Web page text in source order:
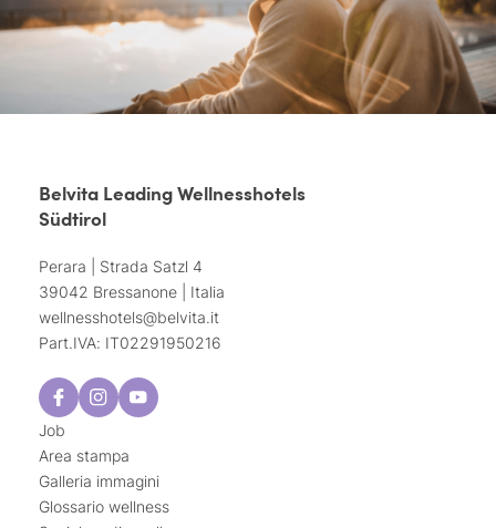
Belvita Leading Wellnesshotels
Südtirol
Perara | Strada Satzl 4
39042 Bressanone | Italia
wellnesshotels@belvita.it
Part.IVA: IT02291950216
Job
Area stampa
Galleria immagini
Glossario wellness